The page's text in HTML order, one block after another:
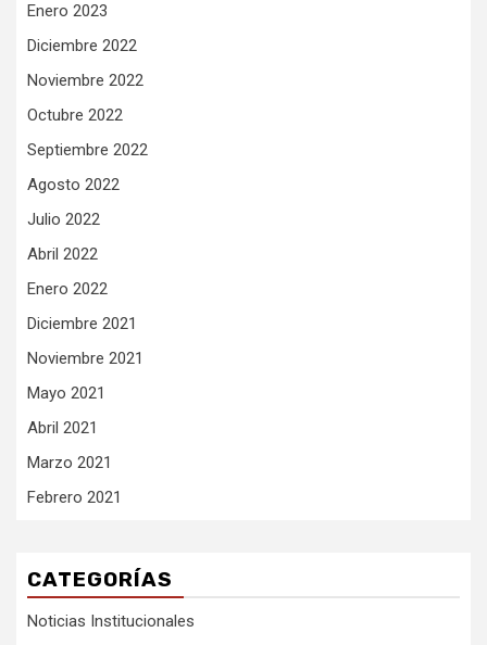
Enero 2023
Diciembre 2022
Noviembre 2022
Octubre 2022
Septiembre 2022
Agosto 2022
Julio 2022
Abril 2022
Enero 2022
Diciembre 2021
Noviembre 2021
Mayo 2021
Abril 2021
Marzo 2021
Febrero 2021
CATEGORÍAS
Noticias Institucionales